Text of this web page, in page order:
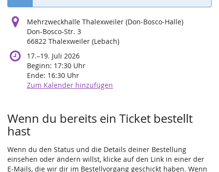
Mehrzweckhalle Thalexweiler (Don-Bosco-Halle)
Don-Bosco-Str. 3
66822 Thalexweiler (Lebach)
17.–bis
19. Juli 2026
Beginn: 17:30 Uhr
Ende: 16:30 Uhr
Zum Kalender hinzufügen
Wenn du bereits ein Ticket bestellt
hast
Wenn du den Status und die Details deiner Bestellung
einsehen oder ändern willst, klicke auf den Link in einer der
E-Mails, die wir dir im Bestellvorgang geschickt haben. Wenn